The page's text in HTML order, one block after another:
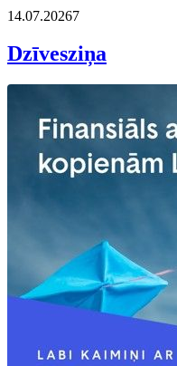
14.07.20267
Dzīvesziņa